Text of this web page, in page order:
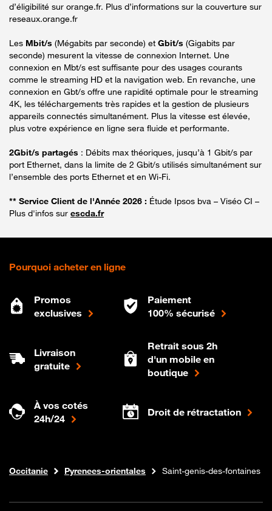
d’éligibilité sur orange.fr. Plus d’informations sur la couverture sur
reseaux.orange.fr
Les Mbit/s (Mégabits par seconde) et Gbit/s (Gigabits par
seconde) mesurent la vitesse de connexion Internet. Une
connexion en Mbt/s est suffisante pour des usages courants
comme le streaming HD et la navigation web. En revanche, une
connexion en Gbt/s offre une rapidité optimale pour le streaming
4K, les téléchargements très rapides et la gestion de plusieurs
appareils connectés simultanément. Plus la vitesse est élevée,
plus votre expérience en ligne sera fluide et performante.
2Gbit/s partagés : Débits max théoriques, jusqu’à 1 Gbit/s par
port Ethernet, dans la limite de 2 Gbit/s utilisés simultanément sur
l’ensemble des ports Ethernet et en Wi-Fi.
** Service Client de l'Année 2026 : Étude Ipsos bva – Viséo CI –
Plus d'infos sur escda.fr
Pourquoi acheter en ligne
Promos
exclusives
Paiement
100% sécurisé
Livraison
gratuite
Retrait sous 2h
d'un mobile en
boutique
À vos cotés
24h/24
Droit de rétractation
Boutique Orange
Internet fibre
Occitanie Pyrenees-orientales Saint-genis-des-fontaines